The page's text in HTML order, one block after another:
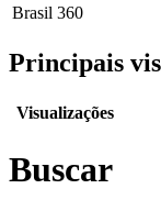
Brasil 360
Principais
Visualizações
Buscar